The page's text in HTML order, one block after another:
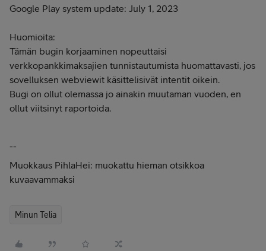
Google Play system update: July 1, 2023
Huomioita:
Tämän bugin korjaaminen nopeuttaisi
verkkopankkimaksajien tunnistautumista huomattavasti, jos
sovelluksen webviewit käsittelisivät intentit oikein.
Bugi on ollut olemassa jo ainakin muutaman vuoden, en
ollut viitsinyt raportoida.
--
Muokkaus PihlaHei: muokattu hieman otsikkoa
kuvaavammaksi
Minun Telia